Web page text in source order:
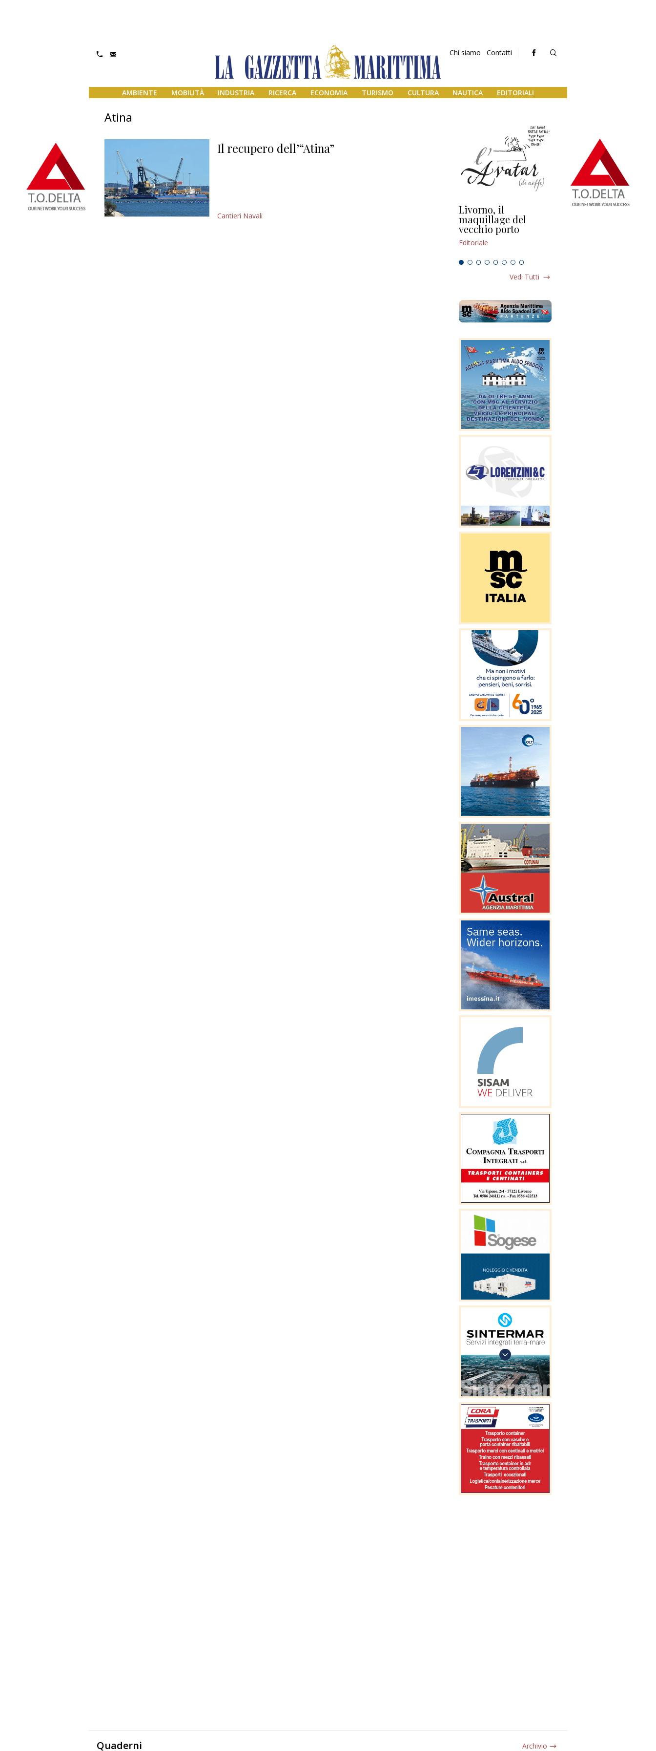
Chi siamo Contatti
AMBIENTE MOBILITÀ INDUSTRIA RICERCA ECONOMIA TURISMO CULTURA NAUTICA EDITORIALI
Atina
Il recupero dell’“Atina”
Cantieri Navali Livorno, il
maquillage del
vecchio porto
Editoriale
L’uscita di scena di
Vedi Tutti
Quaderni Archivio